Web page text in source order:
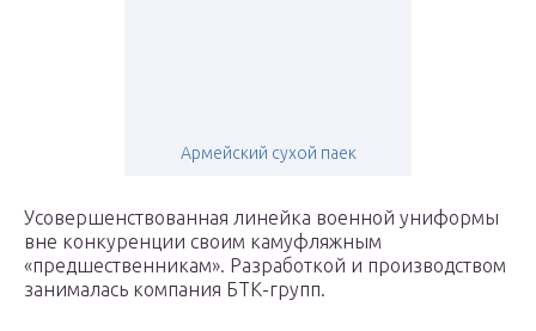
Армейский сухой паек
Усовершенствованная линейка военной униформы
вне конкуренции своим камуфляжным
«предшественникам». Разработкой и производством
занималась компания БТК-групп.